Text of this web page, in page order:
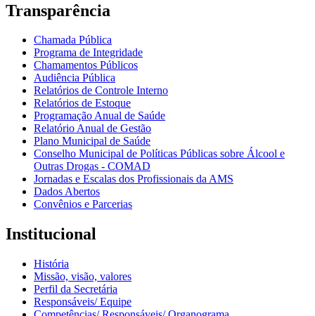
Transparência
Chamada Pública
Programa de Integridade
Chamamentos Públicos
Audiência Pública
Relatórios de Controle Interno
Relatórios de Estoque
Programação Anual de Saúde
Relatório Anual de Gestão
Plano Municipal de Saúde
Conselho Municipal de Políticas Públicas sobre Álcool e
Outras Drogas - COMAD
Jornadas e Escalas dos Profissionais da AMS
Dados Abertos
Convênios e Parcerias
Institucional
História
Missão, visão, valores
Perfil da Secretária
Responsáveis/ Equipe